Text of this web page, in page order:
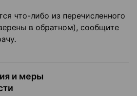
что-либо из перечисленного
в обратном), сообщите
и меры